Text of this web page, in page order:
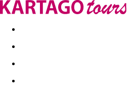
Last minute Dovolenkové kluby